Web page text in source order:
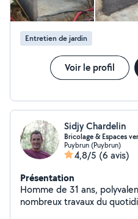
Entretien de jardin
Voir le profil
Sidjy Chardelin
Bricolage & Espaces
Puybrun (Puybrun)
4,8/5 (6 avis)
Présentation
Homme de 31 ans,
nombreux travaux du